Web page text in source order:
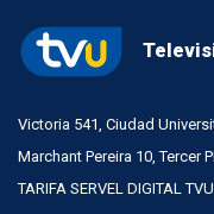
Victoria 541, Ciudad
Marchant Pereira 10, Tercer
TARIFA SERVEL DIGITAL